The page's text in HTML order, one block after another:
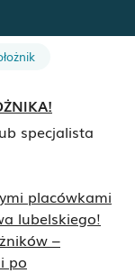
specjalista
placówkami
lubelskiego!
–
po